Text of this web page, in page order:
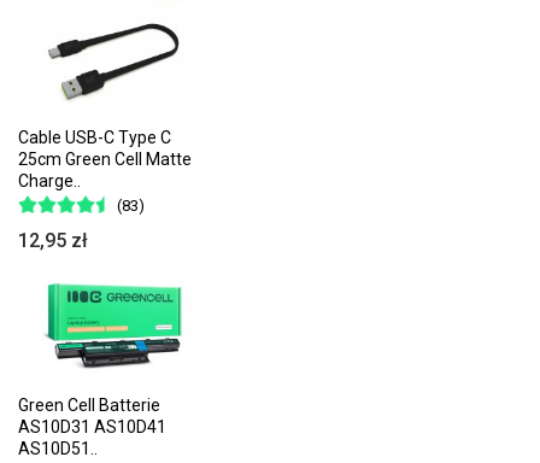
Cable USB-C Type C
25cm Green Cell Matte
Charge..
(83)
12,95 zł
Green Cell Batterie
AS10D31 AS10D41
AS10D51..